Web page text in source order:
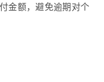
金额，避免逾期对个